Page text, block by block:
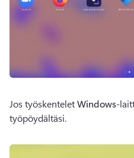
Jos työskentelet Windows-
työpöydältäsi.